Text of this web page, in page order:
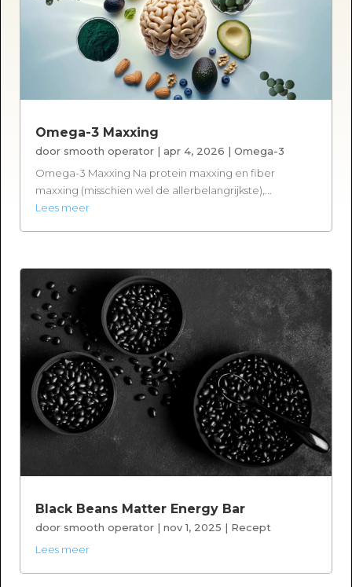
Omega-3 Maxxing
door smooth operator | apr 4, 2026 |Omega-3
Omega-3 Maxxing Na protein maxxing en fiber
maxxing (misschien wel de allerbelangrijkste),...
Lees meer
Black Beans Matter Energy Bar
door smooth operator |nov 1, 2025 | Recept
Lees meer